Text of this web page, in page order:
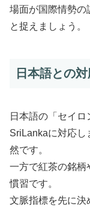
場面が国際情勢の
と捉えましょう。
日本語との
日本語の「セイ
SriLankaに対応し
然です。
一方で紅茶の銘柄
慣習です。
文脈指標を先に決